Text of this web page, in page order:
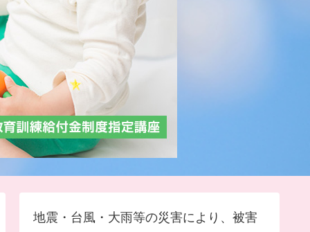
地震・台風・大雨等の災害により、被害